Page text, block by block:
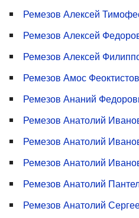
Ремезов Алексей
Ремезов Алексей
Ремезов Алексей
Ремезов Амос
Ремезов Ананий
Ремезов Анатолий
Ремезов Анатолий
Ремезов Анатолий
Ремезов Анатолий
Ремезов Анатолий